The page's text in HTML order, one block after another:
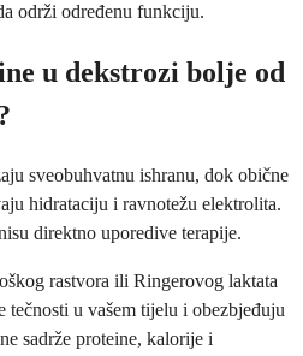
održi određenu funkciju.
u dekstrozi bolje od
sveobuhvatnu ishranu, dok obične
hidrataciju i ravnotežu elektrolita.
direktno uporedive terapije.
rastvora ili Ringerovog laktata
tečnosti u vašem tijelu i obezbjeđuju
sadrže proteine, kalorije i